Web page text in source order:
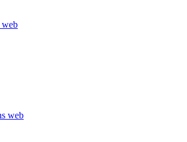
web
web